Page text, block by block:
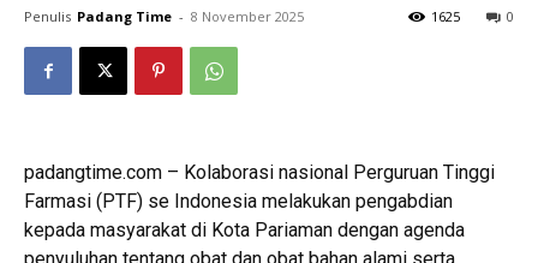
Penulis Padang Time - 8 November 2025 0
1625
padangtime.com – Kolaborasi nasional Perguruan Tinggi
Farmasi (PTF) se Indonesia melakukan pengabdian
kepada masyarakat di Kota Pariaman dengan agenda